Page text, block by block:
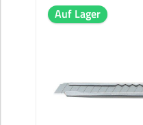
Auf Lager